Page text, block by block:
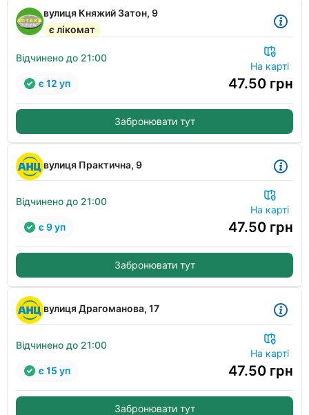
вулиця Княжий Затон, 9
є лікомат
Відчинено до 21:00
На карті
47.50 грн
є 12 уп
Забронювати тут
вулиця Практична, 9
Відчинено до 21:00
На карті
47.50 грн
є 9 уп
Забронювати тут
вулиця Драгоманова, 17
Відчинено до 21:00
На карті
47.50 грн
є 15 уп
Забронювати тут